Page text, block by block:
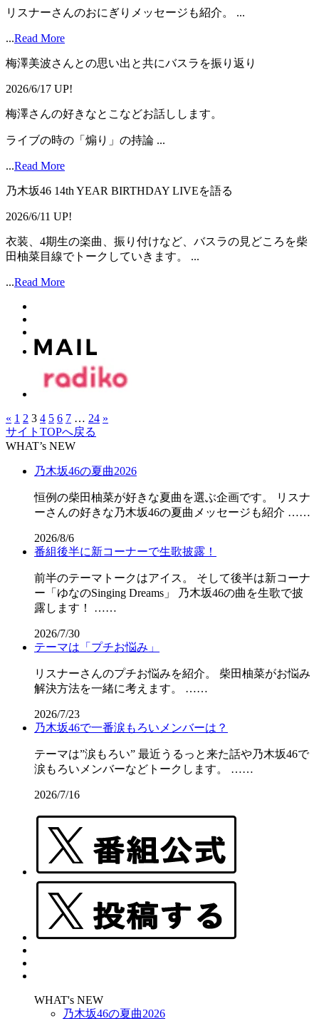
リスナーさんのおにぎりメッセージも紹介。 ...
...Read More
梅澤美波さんとの思い出と共にバスラを振り返り
2026/6/17 UP!
梅澤さんの好きなとこなどお話しします。
ライブの時の「煽り」の持論 ...
...Read More
乃木坂46 14th YEAR BIRTHDAY LIVEを語る
2026/6/11 UP!
衣装、4期生の楽曲、振り付けなど、バスラの見どころを柴
田柚菜目線でトークしていきます。 ...
...Read More
« 1 2 3 4 5 6 7 … 24 »
サイトTOPへ戻る
WHAT’s NEW
乃木坂46の夏曲2026
恒例の柴田柚菜が好きな夏曲を選ぶ企画です。 リスナ
ーさんの好きな乃木坂46の夏曲メッセージも紹介 ……
2026/8/6
番組後半に新コーナーで生歌披露！
前半のテーマトークはアイス。 そして後半は新コーナ
ー「ゆなのSinging Dreams」 乃木坂46の曲を生歌で披
露します！ ……
2026/7/30
テーマは「プチお悩み」
リスナーさんのプチお悩みを紹介。 柴田柚菜がお悩み
解決方法を一緒に考えます。 ……
2026/7/23
乃木坂46で一番涙もろいメンバーは？
テーマは”涙もろい” 最近うるっと来た話や乃木坂46で
涙もろいメンバーなどトークします。 ……
2026/7/16
WHAT's NEW
乃木坂46の夏曲2026